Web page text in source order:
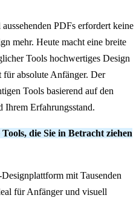
PDFs erfordert keine
mehr. Heute macht eine breite
Tools hochwertiges Design
für absolute Anfänger. Der
Tools basierend auf den
Ihrem Erfahrungsstand.
die Sie in Betracht ziehen
mit Tausenden
für Anfänger und visuell